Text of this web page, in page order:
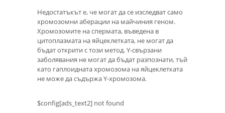
Недостатъкът е, че могат да се изследват само
хромозомни аберации на майчиния геном.
Хромозомите на спермата, въведена в
цитоплазмата на яйцеклетката, не могат да
бъдат открити с този метод. Y-свързани
заболявания не могат да бъдат разпознати, тъй
като гаплоидната хромозома на яйцеклетката
не може да съдържа Y-хромозома.
$config[ads_text2] not found